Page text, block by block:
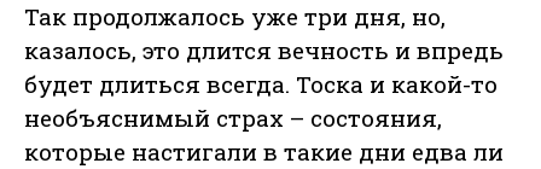
Так продолжалось уже три дня, но,
казалось, это длится вечность и впредь
будет длиться всегда. Тоска и какой-то
необъяснимый страх – состояния,
которые настигали в такие дни едва ли